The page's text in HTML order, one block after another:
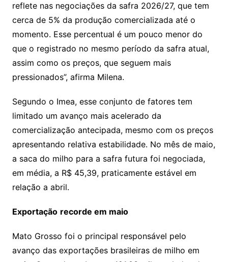
reflete nas negociações da safra 2026/27, que tem
cerca de 5% da produção comercializada até o
momento. Esse percentual é um pouco menor do
que o registrado no mesmo período da safra atual,
assim como os preços, que seguem mais
pressionados”, afirma Milena.
Segundo o Imea, esse conjunto de fatores tem
limitado um avanço mais acelerado da
comercialização antecipada, mesmo com os preços
apresentando relativa estabilidade. No mês de maio,
a saca do milho para a safra futura foi negociada,
em média, a R$ 45,39, praticamente estável em
relação a abril.
Exportação recorde em maio
Mato Grosso foi o principal responsável pelo
avanço das exportações brasileiras de milho em